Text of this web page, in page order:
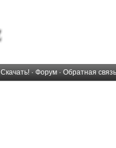
Скачать! · Форум · Обратная связь